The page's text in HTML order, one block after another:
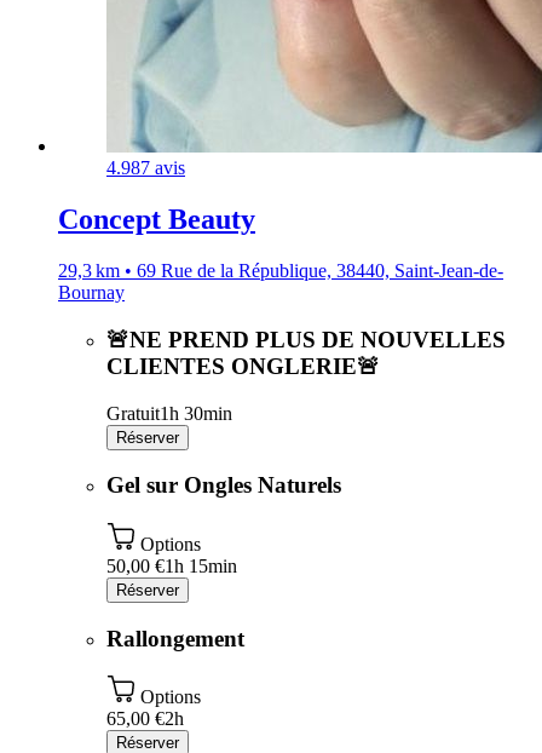
4.987 avis
Concept Beauty
29,3 km • 69 Rue de la République, 38440, Saint-Jean-de-
Bournay
🚨NE PREND PLUS DE NOUVELLES
CLIENTES ONGLERIE🚨
Gratuit1h 30min
Réserver
Gel sur Ongles Naturels
Options
50,00 €1h 15min
Réserver
Rallongement
Options
65,00 €2h
Réserver